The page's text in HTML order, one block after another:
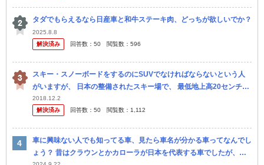
タダでもらえるなら日産車と和牛ステーキ肉、どっちが欲しいでか？
2025.8.8
解決済み
回答数： 50 閲覧数： 596
スキー・スノーボードをするのにSUVでなければならないという人
がいますが、 日本の整備されたスキー場で、 最低地上高20センチ以
上雪が積もって動けなくなるようなことあるんでしょうか？ まあ四
駆の...
2018.12.2
解決済み
回答数： 50 閲覧数： 1,112
車に興味ない人でも知ってる車、見たら車名が分かる車ってなんでし
ょう？ 昔はクラウンとかカローラが日本を代表する車でしたが、今